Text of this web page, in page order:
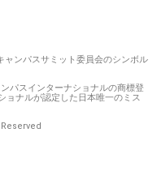
ャンパスサミット委員会のシンボル
パスインターナショナルの商標登
ョナルが認定した日本唯一のミス